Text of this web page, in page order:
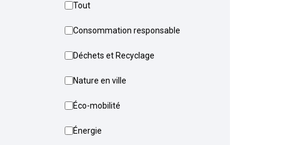
Tout
Consommation responsable
Déchets et Recyclage
Nature en ville
Éco-mobilité
Énergie